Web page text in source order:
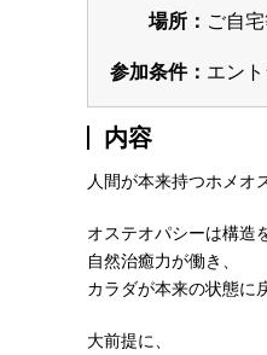
場所： ご自
参加条件： エン
内容
人間が本来持つホメオ
オステオパシーは構造
自然治癒力が働き、
カラダが本来の状態に
大前提に、